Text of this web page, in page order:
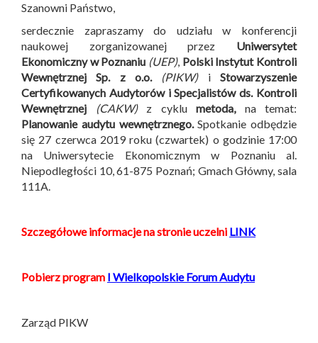
Szanowni Państwo,
serdecznie zapraszamy do udziału w konferencji
naukowej zorganizowanej przez Uniwersytet
Ekonomiczny w Poznaniu (UEP), Polski Instytut Kontroli
Wewnętrznej Sp. z o.o.
(PIKW)iStowarzyszenie
Certyfikowanych Audytorów i Specjalistów ds. Kontroli
Wewnętrznej
(CAKW)z cyklu metoda, na temat:
Planowanie audytu wewnętrznego.Spotkanie odbędzie
się 27 czerwca 2019 roku (czwartek) o godzinie 17:00
na Uniwersytecie Ekonomicznym w Poznaniu al.
Niepodległości 10, 61-875 Poznań; Gmach Główny, sala
111A.
Szczegółowe informacje na stronie uczelni LINK
Pobierz program I Wielkopolskie Forum Audytu
Zarząd PIKW